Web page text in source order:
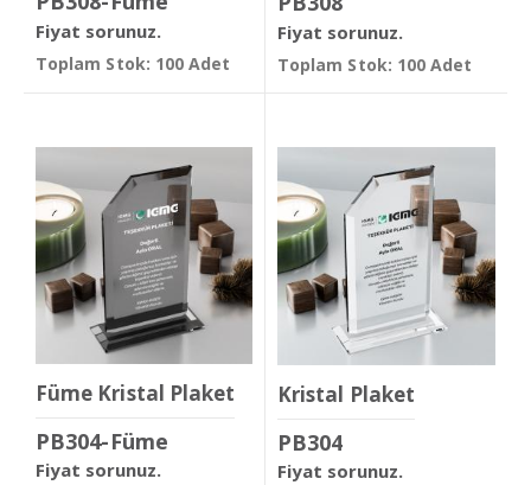
Fiyat sorunuz.
Toplam Stok: 100 Adet
Fiyat sorunuz.
Toplam Stok: 100 Adet
Füme Kristal Plaket
PB304-Füme
Fiyat sorunuz.
Kristal Plaket
PB304
Fiyat sorunuz.